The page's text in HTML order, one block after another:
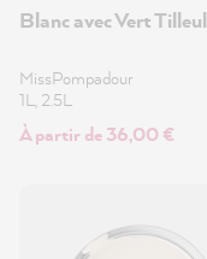
Blanc avec Vert Tilleul
MissPompadour
1L, 2.5L
À partir de 36,00 €